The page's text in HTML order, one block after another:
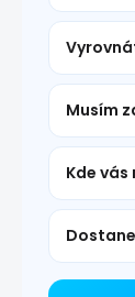
Musím
Kde